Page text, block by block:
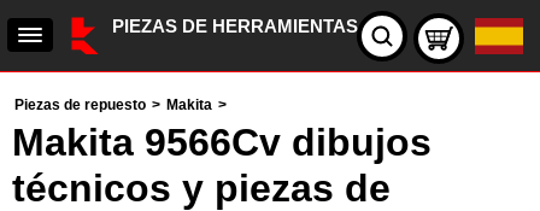
PIEZAS DE HERRAMIENTAS
Piezas de repuesto > Makita >
Makita 9566Cv dibujos
técnicos y piezas de